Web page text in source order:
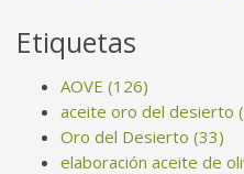
Etiquetas
AOVE (126)
aceite oro del desierto
Oro del Desierto (33)
elaboración aceite de